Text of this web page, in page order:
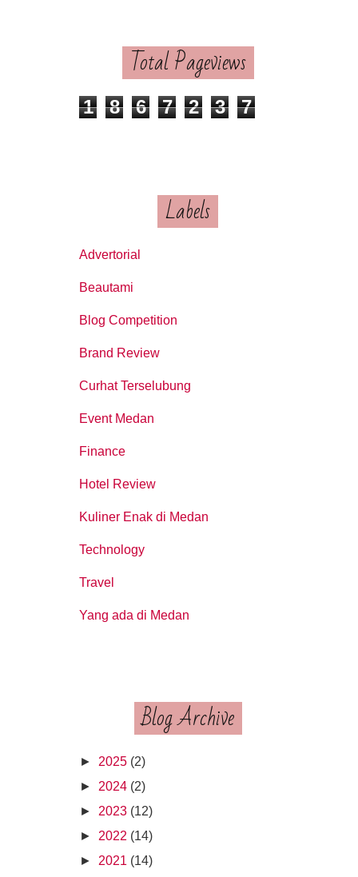
Total Pageviews
1 8 6 7 2 3 7
Labels
Advertorial
Beautami
Blog Competition
Brand Review
Curhat Terselubung
Event Medan
Finance
Hotel Review
Kuliner Enak di Medan
Technology
Travel
Yang ada di Medan
Blog Archive
► 2025 (2)
► 2024 (2)
► 2023 (12)
► 2022 (14)
► 2021 (14)